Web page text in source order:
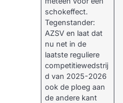
schokeffect.
Tegenstander:
AZSV en laat dat
nu net in de
laatste reguliere
competitiewedstrij
d van 2025-2026
ook de ploeg aan
de andere kant